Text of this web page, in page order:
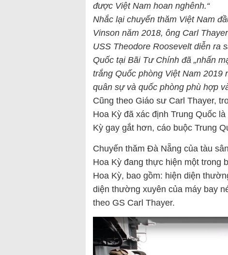
được Việt Nam hoan nghênh.“
Nhắc lại chuyến thăm Việt Nam
Vinson năm 2018, ông Carl
USS Theodore Roosevelt diễn ra
Quốc tại Bãi Tư Chính đã „nhấn
trắng Quốc phòng Việt Nam 2019
quân sự và quốc phòng phù hợp
Cũng theo Giáo sư Carl Thayer,
Hoa Kỳ đã xác định Trung Quốc
Kỳ gay gắt hơn, cáo buộc Trung
Chuyến thăm Đà Nẵng của tàu
Hoa Kỳ đang thực hiện một trong
Hoa Kỳ, bao gồm: hiện diện
diện thường xuyên của máy bay
theo GS Carl Thayer.